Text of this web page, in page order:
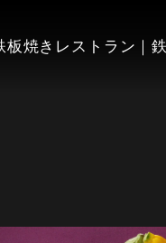
板焼きレストラン｜